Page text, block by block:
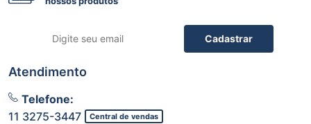
Cadastrar
Atendimento
Telefone:
11 3275-3447
Central de vendas